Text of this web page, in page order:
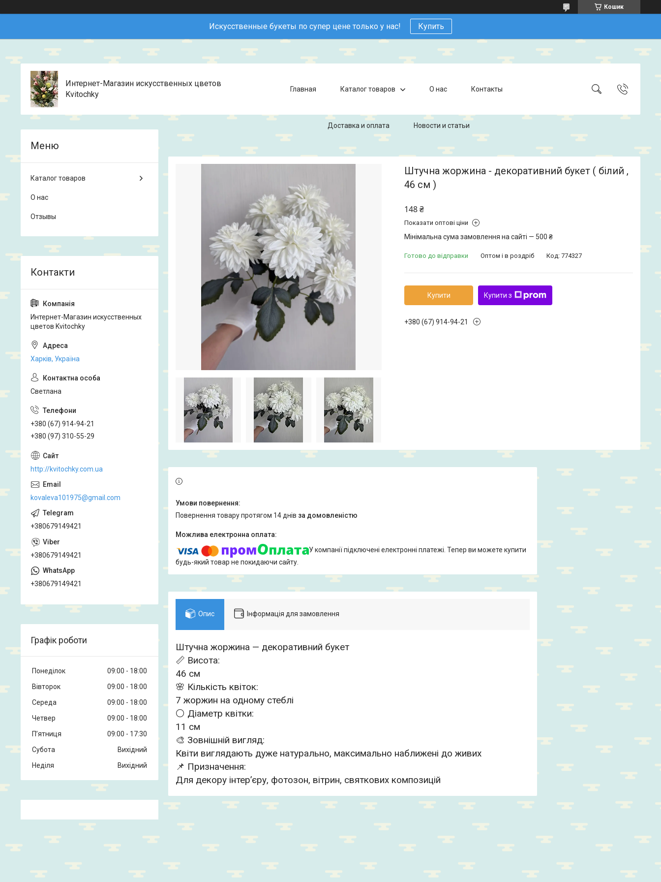
Кошик
Искусственные букеты по супер цене только у нас! Купить
Интернет-Магазин искусственных цветов
Kvitochky
Главная Каталог товаров О нас Контакты
Доставка и оплата Новости и статьи
Штучна жоржина - декоративний букет ( білий ,
46 см )
148 ₴
Показати оптові ціни
Мінімальна сума замовлення на сайті — 500 ₴
Готово до відправки Оптом і в роздріб Код: 774327
Купити Купити з
+380 (67) 914-94-21
повернення товару протягом 14 днів за домовленістю
У компанії підключені електронні платежі. Тепер ви можете купити
будь-який товар не покидаючи сайту.
Опис Інформація для замовлення
Штучна жоржина — декоративний букет
📏 Висота:
46 см
🌸 Кількість квіток:
7 жоржин на одному стеблі
⚪ Діаметр квітки:
11 см
🎨 Зовнішній вигляд:
Квіти виглядають дуже натурально, максимально наближені до живих
📌 Призначення:
Для декору інтер’єру, фотозон, вітрин, святкових композицій
Каталог товаров
О нас
Отзывы
Интернет-Магазин искусственных
цветов Kvitochky
Харків, Україна
Светлана
+380 (67) 914-94-21
+380 (97) 310-55-29
http://kvitochky.com.ua
kovaleva101975@gmail.com
+380679149421
+380679149421
+380679149421
Графік роботи
Понеділок 09:00
18:00
Вівторок
09:00
18:00
Середа
09:00
18:00
Четвер
09:00
18:00
Пʼятниця
09:00
17:30
Субота
Вихідний
Неділя
Вихідний